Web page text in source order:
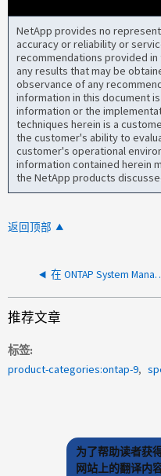
NetApp provides no
accuracy or reliability or
recommendations provided
any results that may be
observance of any
information in this document
information or the
techniques herein is a
the customer's ability to
customer's operational
information contained herein
the NetApp products
返回顶部
在 ONTAP System Manager 中仅选择一
推荐文章
标签
product-categories:ontap-9
为了帮助读者获
网站上的翻译内